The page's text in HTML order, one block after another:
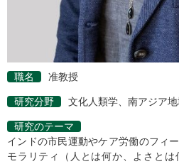
職名 准教授
研究分野 文化人類学、南アジア
研究のテーマ
インドの市民運動やケア労働のフィ
モラリティ（人とは何か、よさと